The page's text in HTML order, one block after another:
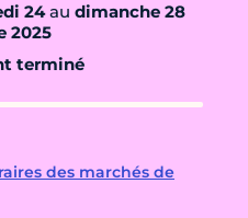
24au dimanche 28
2025
terminé
des marchés de